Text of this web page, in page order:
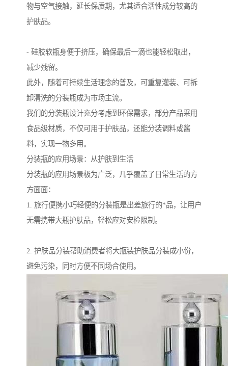
物与空气接触，延长保质期，尤其适合活性成分较高的
护肤品。
- 硅胶软瓶身便于挤压，确保最后一滴也能轻松取出，
减少残留。
此外，随着可持续生活理念的普及，可重复灌装、可拆
卸清洗的分装瓶成为市场主流。
我们的分装瓶设计充分考虑到环保需求，部分产品采用
食品级材质，不仅可用于护肤品，还能分装调料或酱
料，实现一物多用。
分装瓶的应用场景：从护肤到生活
分装瓶的应用场景极为广泛，几乎覆盖了日常生活的方
方面面：
1. 旅行便携小巧轻便的分装瓶是出差旅行的*品，让用户
无需携带大瓶护肤品，轻松应对安检限制。
2. 护肤品分装帮助消费者将大瓶装护肤品分装成小份，
避免污染，同时方便不同场合使用。